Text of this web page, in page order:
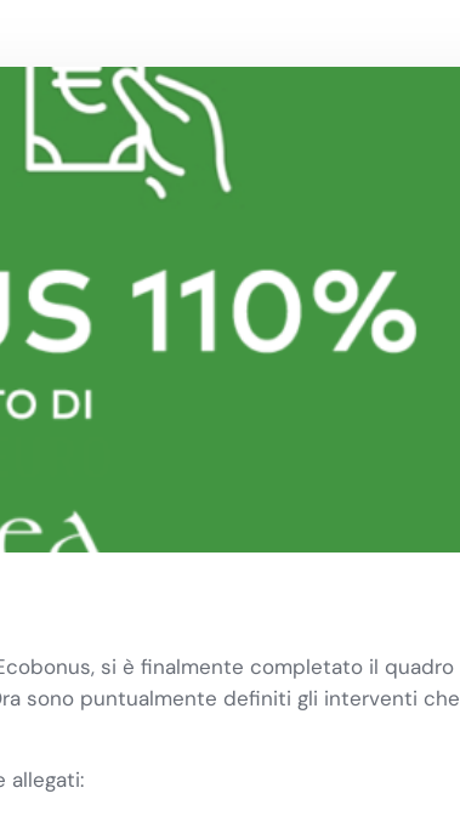
si è finalmente completato il quadro
sono puntualmente definiti gli interventi che
allegati: